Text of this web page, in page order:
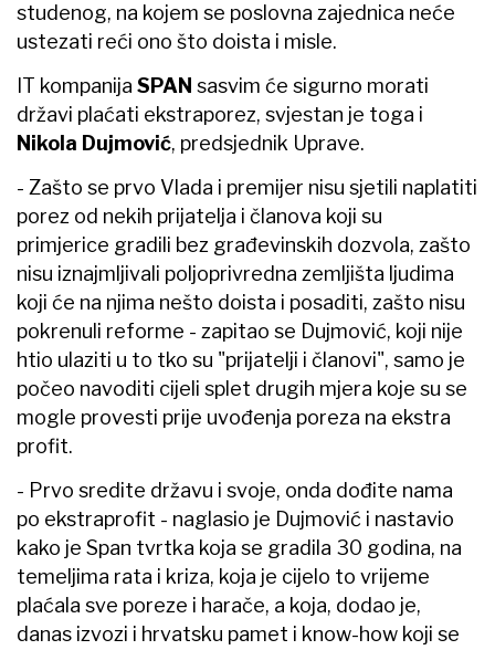
studenog, na kojem se poslovna zajednica neće
ustezati reći ono što doista i misle.
IT kompanija SPAN sasvim će sigurno morati
državi plaćati ekstraporez, svjestan je toga i
Nikola Dujmović, predsjednik Uprave.
- Zašto se prvo Vlada i premijer nisu sjetili naplatiti
porez od nekih prijatelja i članova koji su
primjerice gradili bez građevinskih dozvola, zašto
nisu iznajmljivali poljoprivredna zemljišta ljudima
koji će na njima nešto doista i posaditi, zašto nisu
pokrenuli reforme - zapitao se Dujmović, koji nije
htio ulaziti u to tko su "prijatelji i članovi", samo je
počeo navoditi cijeli splet drugih mjera koje su se
mogle provesti prije uvođenja poreza na ekstra
profit.
- Prvo sredite državu i svoje, onda dođite nama
po ekstraprofit - naglasio je Dujmović i nastavio
kako je Span tvrtka koja se gradila 30 godina, na
temeljima rata i kriza, koja je cijelo to vrijeme
plaćala sve poreze i harače, a koja, dodao je,
danas izvozi i hrvatsku pamet i know-how koji se